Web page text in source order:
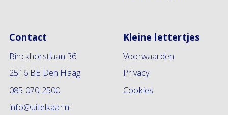
Contact
Binckhorstlaan 36
2516 BE Den Haag
085 070 2500
info@uitelkaar.nl
Kleine lettertjes
Voorwaarden
Privacy
Cookies